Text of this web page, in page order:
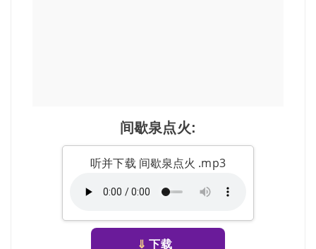
间歇泉点火:
听并下载 间歇泉点火 .mp3
⇓ 下载